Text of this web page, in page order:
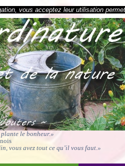
vous acceptez leur utilisation
le bonheur.»
vous avez tout ce qu’il vous faut.»